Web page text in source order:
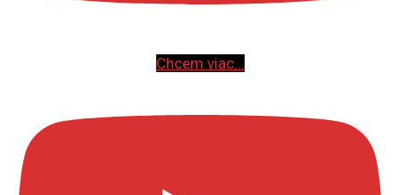
Chcem viac...